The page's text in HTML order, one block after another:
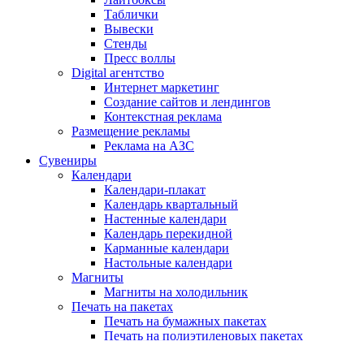
Таблички
Вывески
Стенды
Пресс воллы
Digital агентство
Интернет маркетинг
Создание сайтов и лендингов
Контекстная реклама
Размещение рекламы
Реклама на АЗС
Сувениры
Календари
Календари-плакат
Календарь квартальный
Настенные календари
Календарь перекидной
Карманные календари
Настольные календари
Магниты
Магниты на холодильник
Печать на пакетах
Печать на бумажных пакетах
Печать на полиэтиленовых пакетах